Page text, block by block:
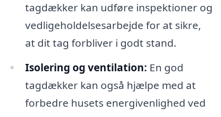
tagdækker kan udføre inspektioner og
vedligeholdelsesarbejde for at sikre,
at dit tag forbliver i godt stand.
Isolering og ventilation: En god
tagdækker kan også hjælpe med at
forbedre husets energivenlighed ved